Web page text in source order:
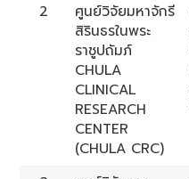
2
ศูนย์วิจัยมหาจักรี
สิรินธรในพระ
ราชูปถัมภ์
CHULA
CLINICAL
RESEARCH
CENTER
(CHULA CRC)